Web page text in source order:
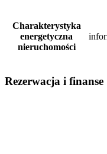
Charakterystyka
energetyczna
nieruchomości
Rezerwacja i finanse